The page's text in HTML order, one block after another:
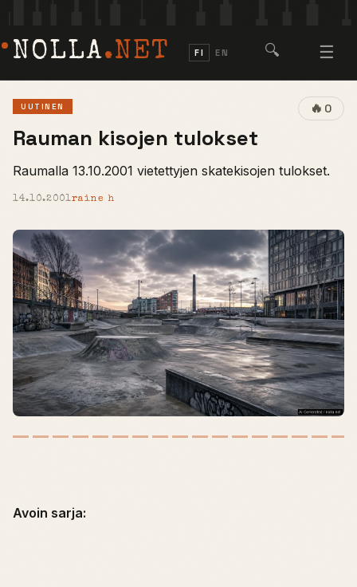
NOLLA.NET FI EN 🔍 ☰
🔥 0
UUTINEN
Rauman kisojen tulokset
Raumalla 13.10.2001 vietettyjen skatekisojen tulokset.
14.10.2001raine h
Avoin sarja: